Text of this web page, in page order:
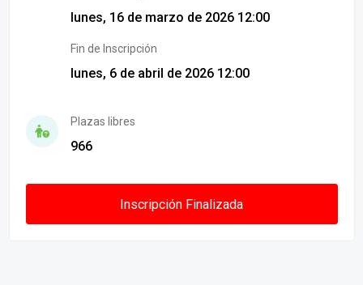
lunes, 16 de marzo de 2026 12:00
Fin de Inscripción
lunes, 6 de abril de 2026 12:00
Plazas libres
966
Inscripción Finalizada